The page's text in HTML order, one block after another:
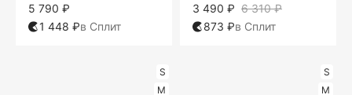
5 790 ₽
1 448 ₽в Сплит
6 310 ₽
3 490 ₽
873 ₽в Сплит
S
M
S
M